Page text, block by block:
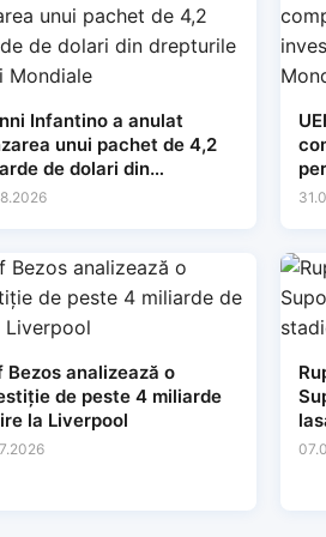
Infantino a anulat
unui pachet de 4,2
de dolari din
Cupei Mondiale
Bezos analizează o
de peste 4 miliarde
la Liverpool